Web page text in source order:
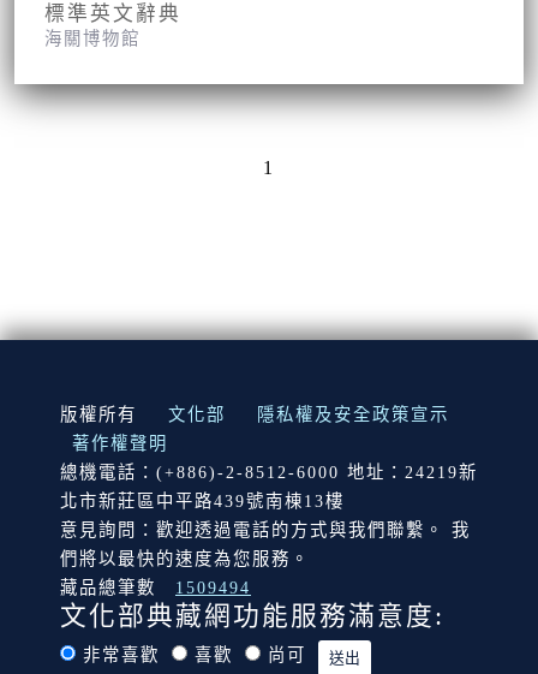
標準英文辭典
海關博物館
1
:::
版權所有 文化部
隱私權及安全政策宣示
著作權聲明
總機電話：(+886)-2-8512-6000 地址：24219新
北市新莊區中平路439號南棟13樓
意見詢問：歡迎透過電話的方式與我們聯繫。 我
們將以最快的速度為您服務。
藏品總筆數
1509494
文化部典藏網功能服務滿意度:
非常喜歡 喜歡 尚可